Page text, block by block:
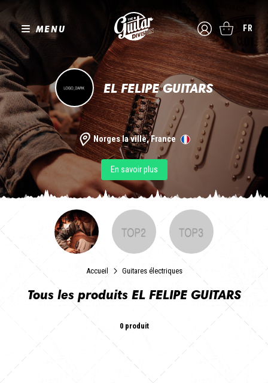
MENU FR
EL FELIPE GUITARS
Norges la ville, France
En savoir plus
Accueil Guitares électriques
Tous les produits EL FELIPE GUITARS
0 produit